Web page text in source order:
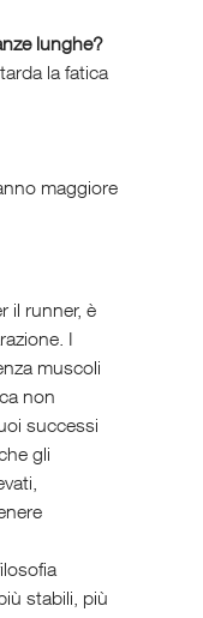
lunghe?
la fatica
maggiore
il runner, è
I
muscoli
non
successi
gli
stabili, più